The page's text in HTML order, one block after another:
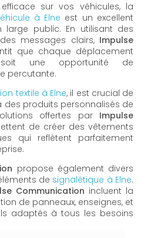
sur vos véhicules, la
à Elne est un excellent
large public. En utilisant des
messages clairs, Impulse
que chaque déplacement
une opportunité de
percutante.
textile à Elne, il est crucial de
produits personnalisés de
offertes parImpulse
de créer des vêtements
qui reflètent parfaitement
propose également divers
de signalétique à Elne.
Communication incluent la
de panneaux, enseignes, et
adaptés à tous les besoins